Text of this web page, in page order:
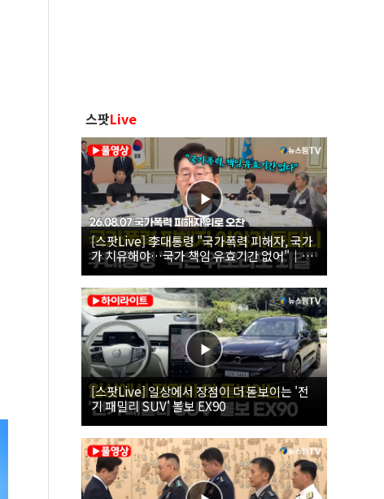
스팟Live
[스팟Live] 李대통령 "국가폭력 피해자, 국가
가 치유해야…국가 책임 유효기간 없어"｜
26.08.07 국가폭력 피해자 위로 오찬
[스팟Live] 일상에서 장점이 더 돋보이는 '전
기 패밀리 SUV' 볼보 EX90